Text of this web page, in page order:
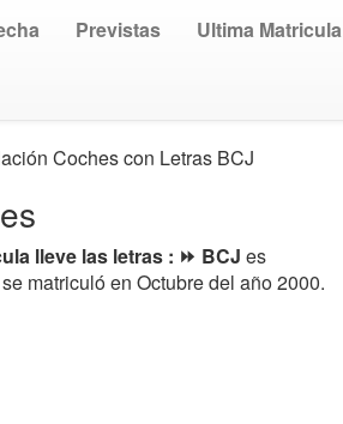
Previstas Ultima Matricula
Coches con Letras BCJ
lleve las letras : ⏩ BCJ es
matriculó en Octubre del año 2000.